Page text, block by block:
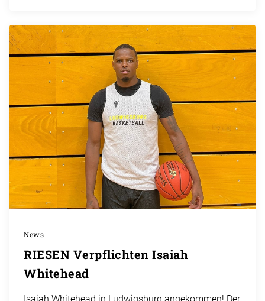
News
RIESEN Verpflichten Isaiah
Whitehead